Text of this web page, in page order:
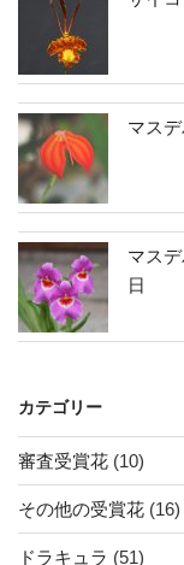
マス
マス
日
カテゴリー
審査受賞花 (10)
その他の受賞花 (16)
ドラキュラ (51)